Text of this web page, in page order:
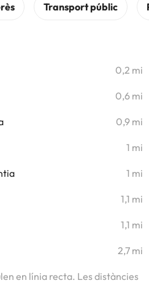
0,2 mi
0,6 mi
0,9 mi
1 mi
1 mi
1,1 mi
1,1 mi
2,7 mi
en línia recta. Les distàncies